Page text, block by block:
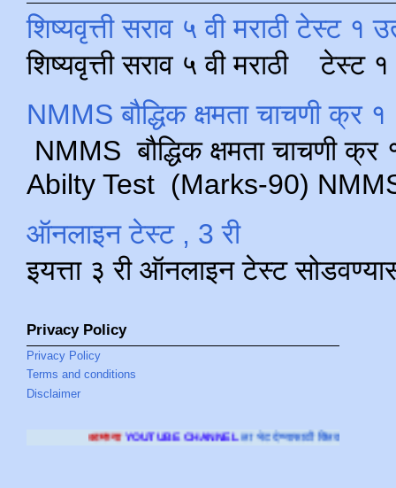
शिष्यवृत्ती सराव ५ वी मराठी टेस्ट १
शिष्यवृत्ती सराव ५ वी मराठी टेस्ट
NMMS बौद्धिक क्षमता चाचणी क्र
NMMS बौद्धिक क्षमता चाचणी
Abilty Test (Marks-90) NMMS
ऑनलाइन टेस्ट , 3 री
इयत्ता ३ री ऑनलाइन टेस्ट
Privacy Policy
Privacy Policy
Terms and conditions
Disclaimer
YOUTUBE CHANNELला भेट देण्यासाठी क्लिक करा.